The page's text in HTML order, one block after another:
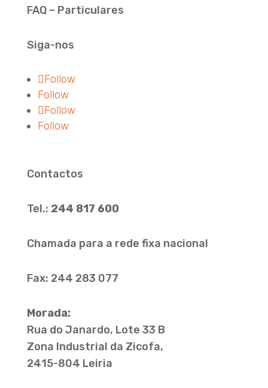
FAQ – Particulares
Siga-nos
Follow
Follow
Follow
Follow
Contactos
Tel.: 244 817 600
Chamada para a rede fixa nacional
Fax: 244 283 077
Morada:
Rua do Janardo, Lote 33 B
Zona Industrial da Zicofa,
2415-804 Leiria